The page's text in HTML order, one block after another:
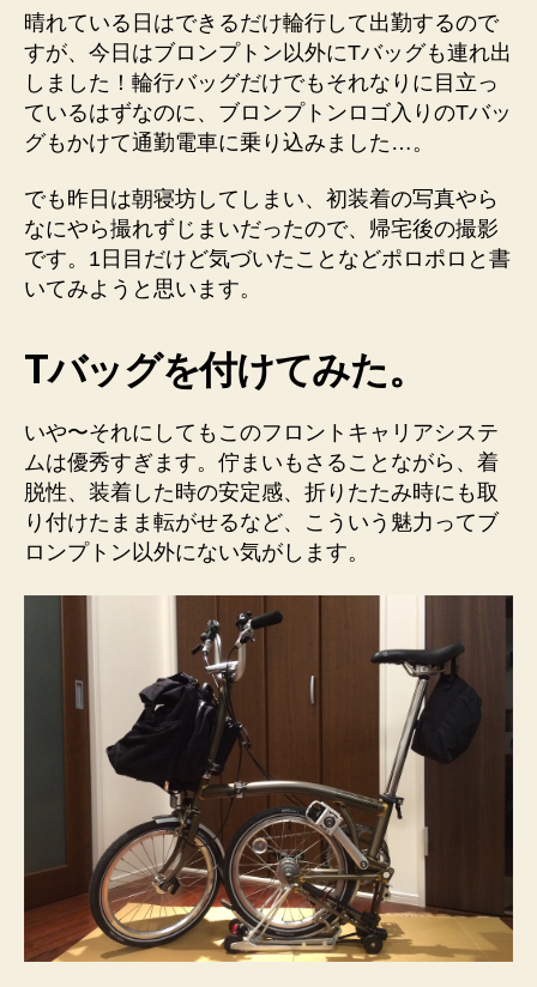
グ
を
ブ
ロ
ン
プ
ン
に
装
着！
そ
そ
う、
袋
も
入
れ
て
み
た。
の
晴れている日はできるだけ輪行して出勤するので
すが、今日はブロンプトン以外にTバッグも連れ出
しました！輪行バッグだけでもそれなりに目立っ
ているはずなのに、ブロンプトンロゴ入りのTバッ
グもかけて通勤電車に乗り込みました…。
でも昨日は朝寝坊してしまい、初装着の写真やら
なにやら撮れずじまいだったので、帰宅後の撮影
です。1日目だけど気づいたことなどポロポロと書
いてみようと思います。
Tバッグを付けてみた。
いや〜それにしてもこのフロントキャリアシステ
ムは優秀すぎます。佇まいもさることながら、着
脱性、装着した時の安定感、折りたたみ時にも取
り付けたまま転がせるなど、こういう魅力ってブ
ロンプトン以外にない気がします。